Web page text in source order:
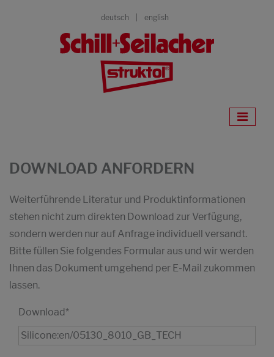
deutsch english
DOWNLOAD ANFORDERN
Weiterführende Literatur und Produktinformationen
stehen nicht zum direkten Download zur Verfügung,
sondern werden nur auf Anfrage individuell versandt.
Bitte füllen Sie folgendes Formular aus und wir werden
Ihnen das Dokument umgehend per E-Mail zukommen
lassen.
Download*